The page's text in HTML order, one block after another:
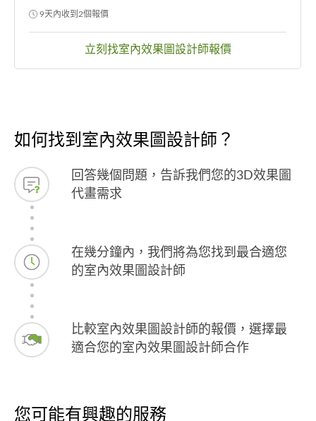
9天內收到2個報價
立刻找室內效果圖設計師報價
如何找到室內效果圖設計師？
回答幾個問題，告訴我們您的3D效果圖
代畫需求
在幾分鐘內，我們將為您找到最合適您
的室內效果圖設計師
比較室內效果圖設計師的報價，選擇最
適合您的室內效果圖設計師合作
您可能有興趣的服務